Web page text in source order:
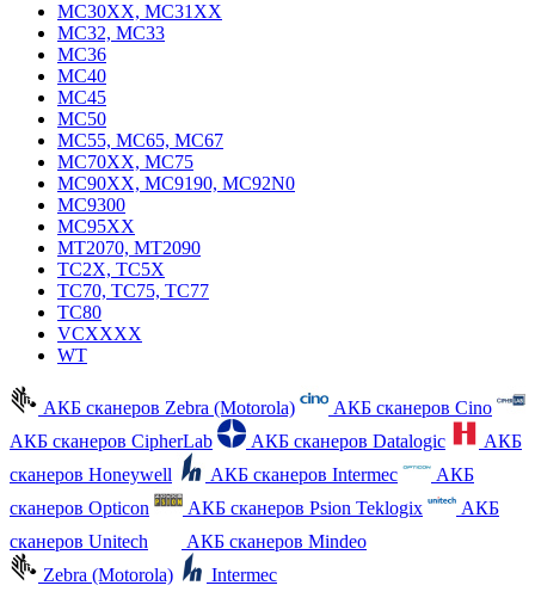
MC30XX, MC31XX
MC32, MC33
MC36
MC40
MC45
MC50
MC55, MC65, MC67
MC70XX, MC75
MC90XX, MC9190, MC92N0
MC9300
MC95XX
MT2070, MT2090
TC2X, TC5X
TC70, TC75, TC77
TC80
VCXXXX
WT
АКБ сканеров Zebra (Motorola)
АКБ сканеров Cino
АКБ сканеров CipherLab
АКБ сканеров Datalogic
АКБ
сканеров Honeywell
АКБ сканеров Intermec
АКБ
сканеров Opticon
АКБ сканеров Psion Teklogix
АКБ
сканеров Unitech
АКБ сканеров Mindeo
Zebra (Motorola)
Intermec